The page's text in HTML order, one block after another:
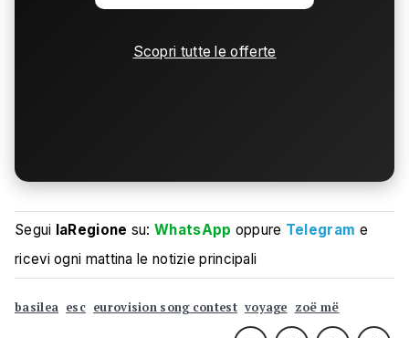
Scopri tutte le offerte
Segui laRegione su:WhatsApp oppure Telegram e
ricevi ogni mattina le notizie principali
basilea esc eurovision song contest voyage zoë më